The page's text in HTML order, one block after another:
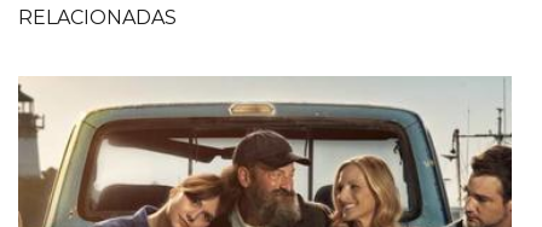
RELACIONADAS
Imagen